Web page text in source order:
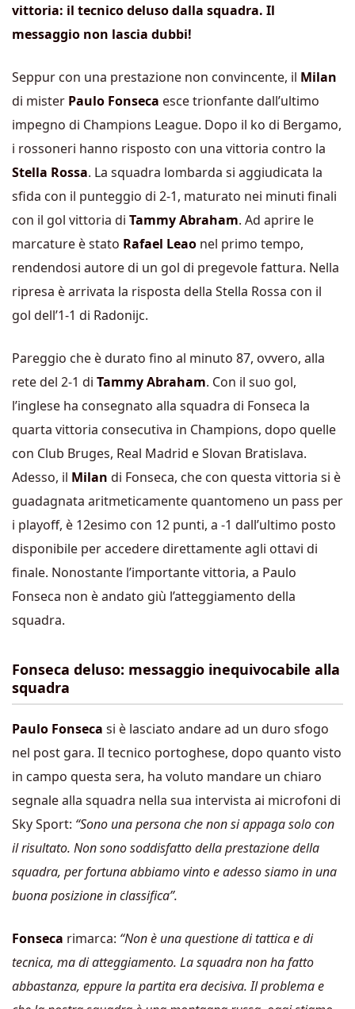
vittoria: il tecnico deluso dalla squadra. Il
messaggio non lascia dubbi!
Seppur con una prestazione non convincente, il Milan
di mister Paulo Fonseca esce trionfante dall’ultimo
impegno di Champions League. Dopo il ko di Bergamo,
i rossoneri hanno risposto con una vittoria contro la
Stella Rossa. La squadra lombarda si aggiudicata la
sfida con il punteggio di 2-1, maturato nei minuti finali
con il gol vittoria di Tammy Abraham. Ad aprire le
marcature è stato Rafael Leao nel primo tempo,
rendendosi autore di un gol di pregevole fattura. Nella
ripresa è arrivata la risposta della Stella Rossa con il
gol dell’1-1 di Radonijc.
Pareggio che è durato fino al minuto 87, ovvero, alla
rete del 2-1 di Tammy Abraham. Con il suo gol,
l’inglese ha consegnato alla squadra di Fonseca la
quarta vittoria consecutiva in Champions, dopo quelle
con Club Bruges, Real Madrid e Slovan Bratislava.
Adesso, il Milan di Fonseca, che con questa vittoria si è
guadagnata aritmeticamente quantomeno un pass per
i playoff, è 12esimo con 12 punti, a -1 dall’ultimo posto
disponibile per accedere direttamente agli ottavi di
finale. Nonostante l’importante vittoria, a Paulo
Fonseca non è andato giù l’atteggiamento della
squadra.
Fonseca deluso: messaggio inequivocabile alla
squadra
Paulo Fonseca si è lasciato andare ad un duro sfogo
nel post gara. Il tecnico portoghese, dopo quanto visto
in campo questa sera, ha voluto mandare un chiaro
segnale alla squadra nella sua intervista ai microfoni di
Sky Sport: “Sono una persona che non si appaga solo con
il risultato. Non sono soddisfatto della prestazione della
squadra, per fortuna abbiamo vinto e adesso siamo in una
buona posizione in classifica”.
Fonseca rimarca: “Non è una questione di tattica e di
tecnica, ma di atteggiamento. La squadra non ha fatto
abbastanza, eppure la partita era decisiva. Il problema e